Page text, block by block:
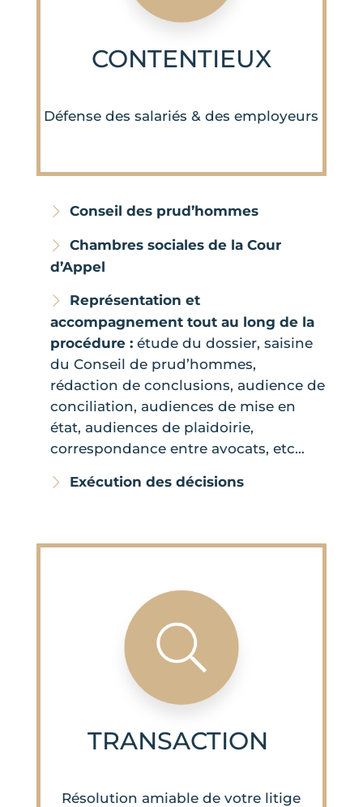
CONTENTIEUX
Défense des salariés & des employeurs
Conseil des prud’hommes
Chambres sociales de la Cour
d’Appel
Représentation et
accompagnement tout au long de la
procédure :étude du dossier, saisine
du Conseil de prud’hommes,
rédaction de conclusions, audience de
conciliation, audiences de mise en
état, audiences de plaidoirie,
correspondance entre avocats, etc…
Exécution des décisions
TRANSACTION
Résolution amiable de votre litige